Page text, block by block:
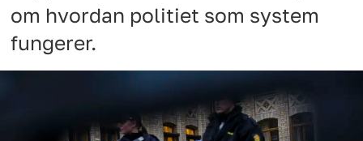
om hvordan politiet som system
fungerer.